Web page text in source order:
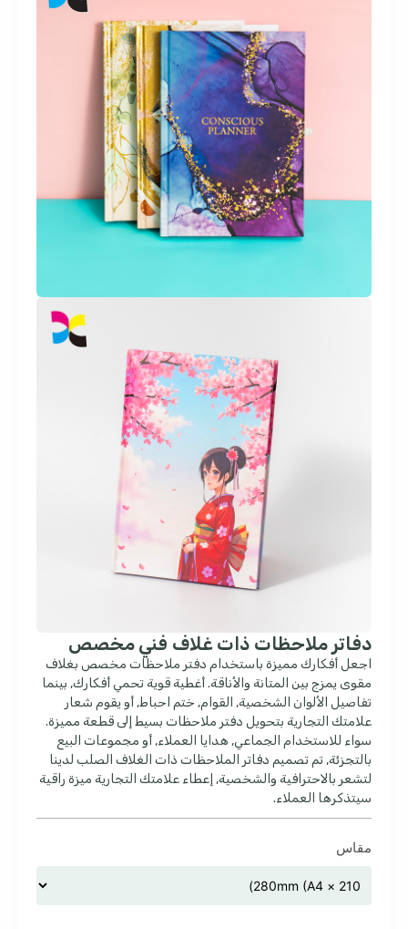
دفاتر ملاحظات ذات غلاف فني مخصص
اجعل أفكارك مميزة باستخدام دفتر ملاحظات مخصص بغلاف
مقوى يمزج بين المتانة والأناقة. أغطية قوية تحمي أفكارك, بينما
تفاصيل الألوان الشخصية, القوام, ختم احباط, أو يقوم شعار
علامتك التجارية بتحويل دفتر ملاحظات بسيط إلى قطعة مميزة.
سواء للاستخدام الجماعي, هدايا العملاء, أو مجموعات البيع
بالتجزئة, تم تصميم دفاتر الملاحظات ذات الغلاف الصلب لدينا
لتشعر بالاحترافية والشخصية, إعطاء علامتك التجارية ميزة راقية
سيتذكرها العملاء.
مقاس